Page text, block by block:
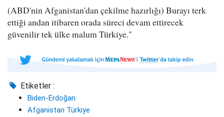
(ABD'nin Afganistan'dan çekilme hazırlığı) Burayı terk
ettiği andan itibaren orada süreci devam ettirecek
güvenilir tek ülke malum Türkiye."
Etiketler :
Biden-Erdoğan
Afganistan Türkiye